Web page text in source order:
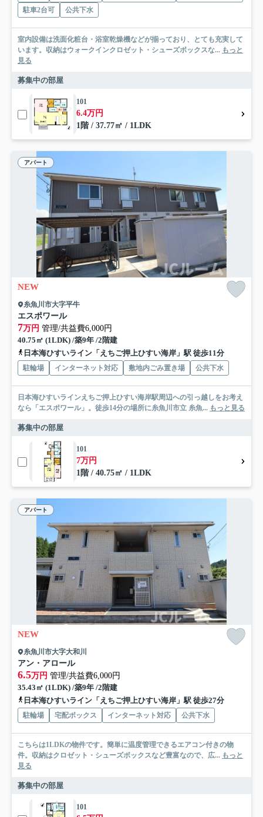
駐車2台可
公共下水
室内設備は洗面化粧台・浴室乾燥機などが揃っており、とても充実して
います。収納はウォークインクロゼット・シューズボックスな... もっと
見る
募集中の部屋
101
6.4万円
1階 / 37.77㎡ / 1LDK
アパート
NEW
糸魚川市大字平牛
エスポワール
7万円 管理/共益費6,000円
40.75㎡ (1LDK) /築9年 /2階建
日本海ひすいライン「えちご押上ひすい海岸」駅 徒歩11分
駐輪場 インターネット対応 敷地内ごみ置き場 公共下水
日本海ひすいラインえちご押上ひすい海岸駅周辺への引っ越しをお考え
なら「エスポワール」。徒歩14分の場所に糸魚川市立 糸魚... もっと見る
募集中の部屋
101
7万円
1階 / 40.75㎡ / 1LDK
アパート
NEW
糸魚川市大字大和川
アン・アロール
6.5万円 管理/共益費6,000円
35.43㎡ (1LDK) /築9年 /2階建
日本海ひすいライン「えちご押上ひすい海岸」駅 徒歩27分
駐輪場 宅配ボックス インターネット対応 公共下水
こちらは1LDKの物件です。簡単に温度管理できるエアコン付きの物
件。収納はクロゼット・シューズボックスなど豊富なので、広... もっと
見る
募集中の部屋
101